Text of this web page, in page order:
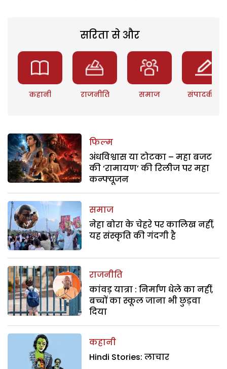
सरिता से और
कहानी राजनीति समाज संपादकीय
फिल्म
अंधविश्वास या टोटका – महा बजट
की ‘रामायण’ की रिलीज पर महा
कन्फ्यूजन
समाज
नेहा बोरा के चेहरे पर कालिख नहीं,
यह संस्कृति की गंदगी है
राजनीति
कांवड़ यात्रा : निर्माण धेले का नहीं,
बच्चों का स्कूल जाना भी छुड़वा
दिया
कहानी
Hindi Stories: लाचार